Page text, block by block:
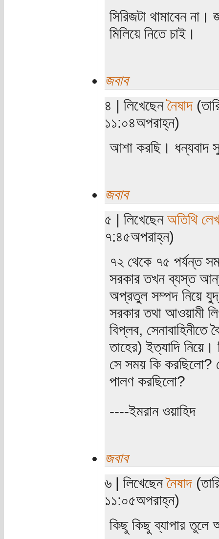
সিরিজটা থামাবেন না।
মিলিয়ে নিতে চাই।
জবাব
৪ | লিখেছেননৈষাদ
১১:০৪অপরাহ্ন)
আশা করছি। ধন্যবাদ
জবাব
৫ | লিখেছেন অতিথি
৭:৪৫অপরাহ্ন)
৭২ থেকে ৭৫ পর্যন্ত
সরকার তখন ব্যস্ত
অপ্রতুল সম্পদ নিয়ে
সরকার তথা আওয়ামী
বিপ্লব, সেনাবাহিনীতে
তাহের) ইত্যাদি
সে সময় কি করছিলো?
পালণ করছিলো?
----ইমরান ওয়াহিদ
জবাব
৬ | লিখেছেননৈষাদ
১১:০৫অপরাহ্ন)
কিছু কিছু ব্যাপার তুলে